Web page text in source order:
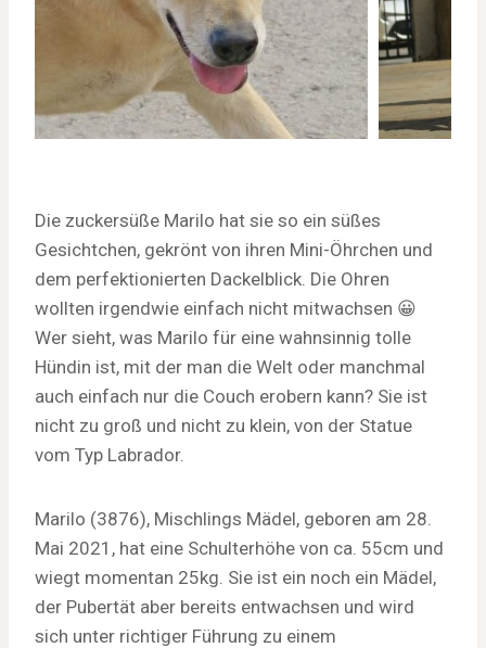
Die zuckersüße Marilo hat sie so ein süßes
Gesichtchen, gekrönt von ihren Mini-Öhrchen und
dem perfektionierten Dackelblick. Die Ohren
wollten irgendwie einfach nicht mitwachsen 😀
Wer sieht, was Marilo für eine wahnsinnig tolle
Hündin ist, mit der man die Welt oder manchmal
auch einfach nur die Couch erobern kann? Sie ist
nicht zu groß und nicht zu klein, von der Statue
vom Typ Labrador.
Marilo (3876), Mischlings Mädel, geboren am 28.
Mai 2021, hat eine Schulterhöhe von ca. 55cm und
wiegt momentan 25kg. Sie ist ein noch ein Mädel,
der Pubertät aber bereits entwachsen und wird
sich unter richtiger Führung zu einem